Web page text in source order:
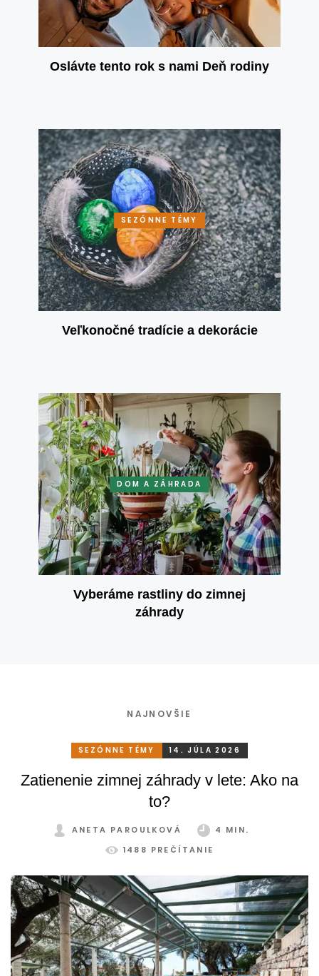
Oslávte tento rok s nami Deň rodiny
SEZÓNNE TÉMY
Veľkonočné tradície a dekorácie
DOM A ZÁHRADA
Vyberáme rastliny do zimnej
záhrady
NAJNOVŠIE
SEZÓNNE TÉMY 14. JÚLA 2026
Zatienenie zimnej záhrady v lete: Ako na
to?
ANETA PAROULKOVÁ
4 MIN.
1488 PREČÍTANIE